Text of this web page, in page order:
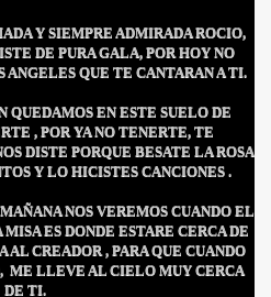
Y SIEMPRE ADMIRADA ROCIO,
DE PURA GALA, POR HOY NO
ANGELES QUE TE CANTARAN A TI.
QUEDAMOS EN ESTE SUELO DE
, POR YA NO TENERTE, TE
DISTE PORQUE BESATE LA ROSA
Y LO HICISTES CANCIONES .
NOS VEREMOS CUANDO EL
ES DONDE ESTARE CERCA DE
CREADOR , PARA QUE CUANDO
ME LLEVE AL CIELO MUY CERCA
DE TI.